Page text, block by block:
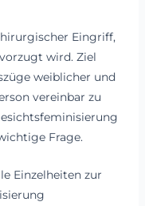
Eingriff,
wird. Ziel
weiblicher und
vereinbar zu
Frage.
Einzelheiten zur